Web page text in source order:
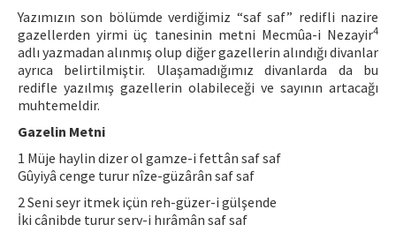
Yazımızın son bölümde verdiğimiz “saf saf” redifli nazire
gazellerden yirmi üç tanesinin metni Mecmûa-i Nezayir4
adlı yazmadan alınmış olup diğer gazellerin alındığı divanlar
ayrıca belirtilmiştir. Ulaşamadığımız divanlarda da bu
redifle yazılmış gazellerin olabileceği ve sayının artacağı
muhtemeldir.
Gazelin Metni
1 Müje haylin dizer ol gamze-i fettân saf saf
Gûyiyâ cenge turur nîze-güzârân saf saf
2 Seni seyr itmek içün reh-güzer-i gülşende
İki cânibde turur serv-i hırâmân saf saf